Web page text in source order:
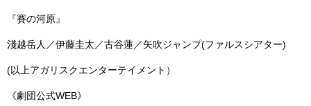
『賽の河原』
淺越岳人／伊藤圭太／古谷蓮／矢吹ジャンプ(ファルスシアター)
(以上アガリスクエンターテイメント）
《劇団公式WEB》